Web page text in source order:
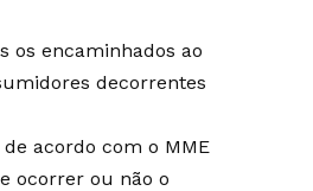
os encaminhados ao
decorrentes
acordo com o MME
ocorrer ou não o